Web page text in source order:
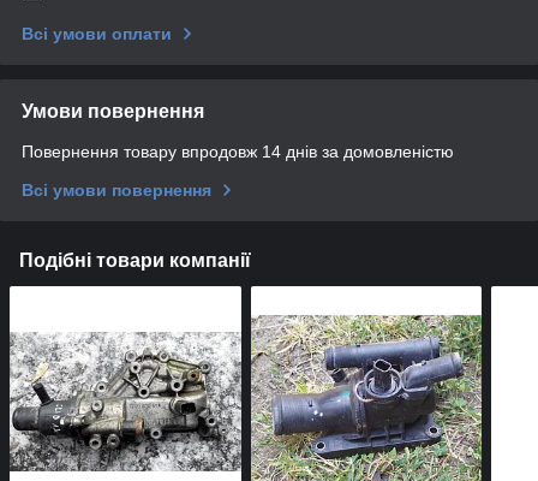
Всі умови оплати
Умови повернення
Повернення товару впродовж 14 днів за домовленістю
Всі умови повернення
Подібні товари компанії